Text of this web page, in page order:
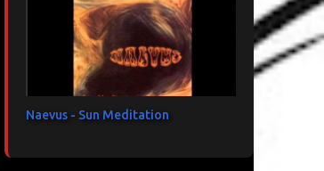
Naevus - Sun Meditation